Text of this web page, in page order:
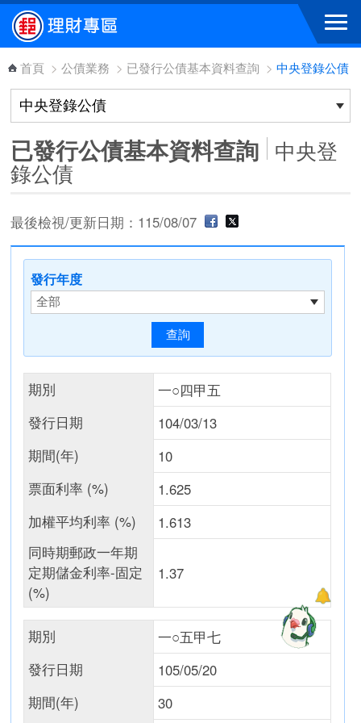
跳到主要內容區塊
首頁 > 公債業務 > 已發行公債基本資料查詢 > 中央登錄公債
已發行公債基本資料查詢 中央登
錄公債
最後檢視/更新日期：115/08/07
發行年度
期別
一○四甲五
發行日期
104/03/13
期間(年)
10
票面利率 (%)
1.625
加權平均利率 (%)
1.613
同時期郵政一年期
定期儲金利率-固定
(%)
1.37
期別
一○五甲七
發行日期
105/05/20
期間(年)
30